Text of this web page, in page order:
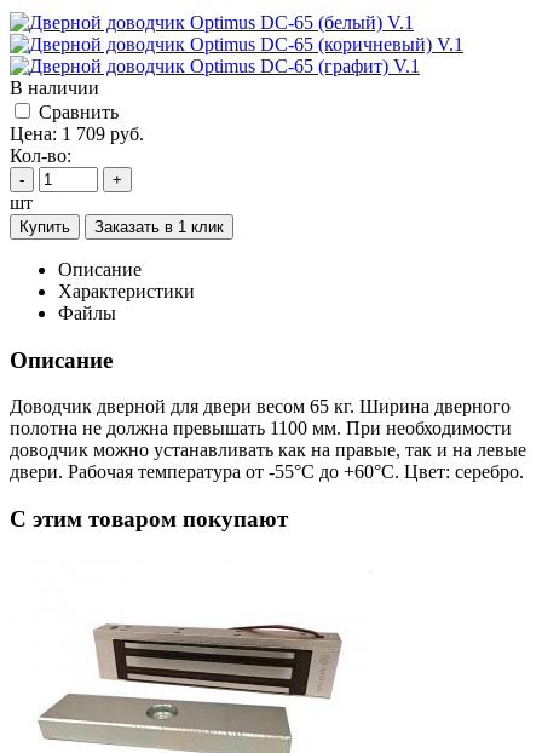
В наличии
Cравнить
Цена: 1 709 руб.
Кол-во:
- +
шт
Купить Заказать в 1 клик
Описание
Характеристики
Файлы
Описание
Доводчик дверной для двери весом 65 кг. Ширина дверного
полотна не должна превышать 1100 мм. При необходимости
доводчик можно устанавливать как на правые, так и на левые
двери. Рабочая температура от -55°С до +60°С. Цвет: серебро.
C этим товаром покупают